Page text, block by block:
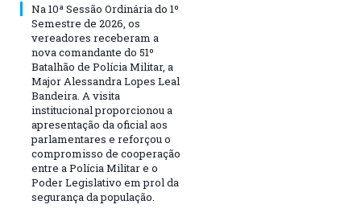
Na 10ª Sessão Ordinária do 1º
Semestre de 2026, os
vereadores receberam a
nova comandante do 51º
Batalhão de Polícia Militar, a
Major Alessandra Lopes Leal
Bandeira. A visita
institucional proporcionou a
apresentação da oficial aos
parlamentares e reforçou o
compromisso de cooperação
entre a Polícia Militar e o
Poder Legislativo em prol da
segurança da população.